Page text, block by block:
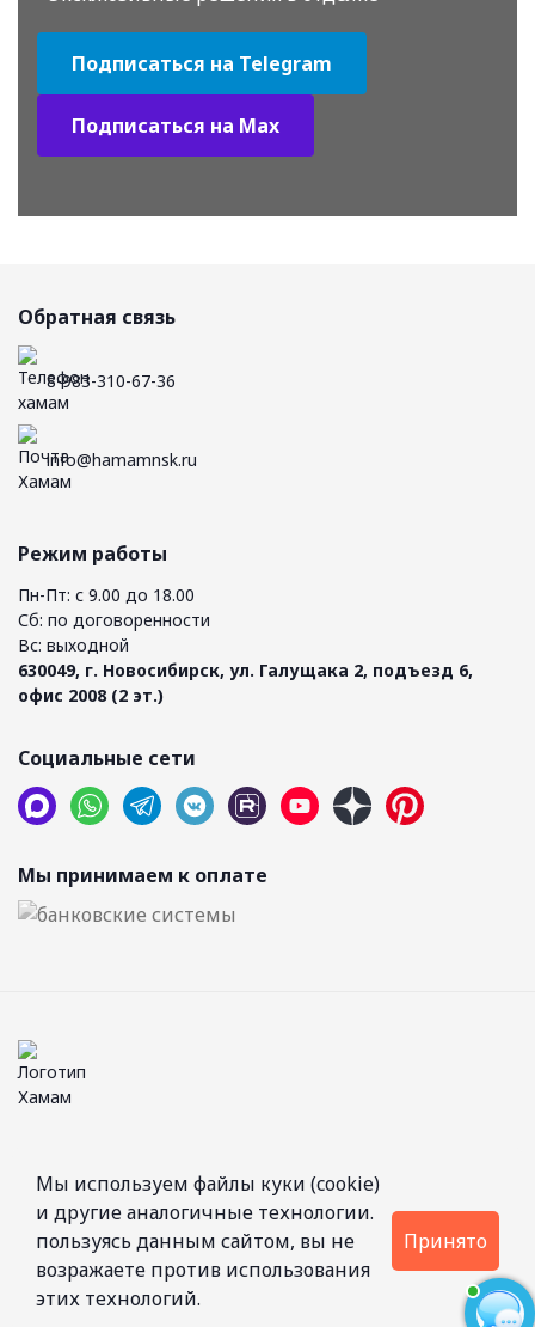
Подписаться на Telegram
Подписаться на Max
Обратная связь
8-983-310-67-36
info@hamamnsk.ru
Режим работы
Пн-Пт: с 9.00 до 18.00
Сб: по договоренности
Вс: выходной
630049, г. Новосибирск, ул. Галущака 2, подъезд 6,
офис 2008 (2 эт.)
Мы принимаем к оплате
Социальные сети
Проектирование и строительство бань и саун. Производство дверей.
Не является публичной офертой.
Соглашение на обработку персональных данных
Политика конфиденциальности
Пользовательское соглашение
Мы используем файлы куки (cookie)
и другие аналогичные технологии.
пользуясь данным сайтом, вы не
возражаете против использования
этих технологий.
Принято